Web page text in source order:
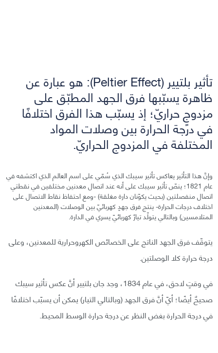
تأثير بلتيير (Peltier Effect): هو عبارة عن
ظاهرة يسبّبها فرق الجهد المطبّق على
مزدوجٍ حراريّ؛ إذ يسبّب هذا الفرق اختلافًا
في درجة الحرارة بين وصلات المواد
المختلفة في المزدوج الحراريّ.
وإنَّ هذا التأثير يعاكس تأثير سيبك الذي سُمّي على اسم العالم الذي اكتشفه في
عام 1821؛ ينصّ تأثير سيبك على أنه عند اتصال معدنين مختلفين في نقطتي
اتصال منفصلتين (بحيث يكوّنان دارة مغلقة) -ومع احتفاظ نقاط الاتصال على
اختلاف درجات الحرارة- ينتج فرق جهدٍ كهربائيّ بين الوصلات (المعدنين
المتلامسين) وبالتالي يتولّد تيارٌ كهربائيّ يسري في الدارة.
يتوقّف فرق الجهد الناتج على الخصائص الكهروحرارية للمعدنين، وعلى
درجة حرارة كلا الوصلتين.
في وقتٍ لاحق، في عام 1834، وجد جان بلتيير أنَّ عكس تأثير سيبك
صحيحٌ أيضًا؛ أيّ أنَّ فرق الجهد (وبالتالي التيار) يمكن أن يسبّب اختلافًا
في درجة الحرارة بغض النظر عن درجة حرارة الوسط المحيط.